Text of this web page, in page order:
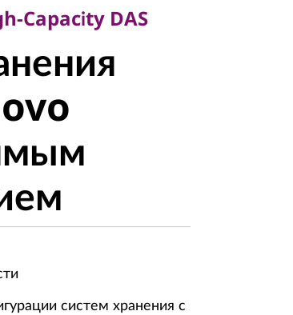
Capacity DAS
систем хранения с